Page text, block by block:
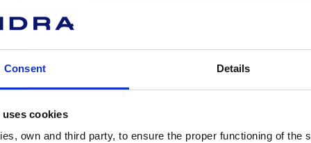
Consent Details
cookies
own and third party, to ensure the proper functioning of the